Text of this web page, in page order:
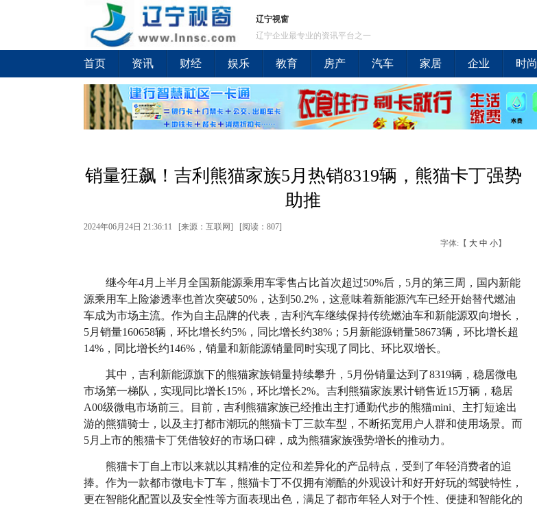
辽宁视窗
辽宁企业最专业的资讯平台之一
首页 资讯 财经 娱乐 教育 房产 汽车 家居 企业 时尚
销量狂飙！吉利熊猫家族5月热销8319辆，熊猫卡丁强势
助推
2024年06月24日 21:36:11 [来源：互联网] [阅读：807]
字体:【 大 中 小】
继今年4月上半月全国新能源乘用车零售占比首次超过50%后，5月的第三周，国内新能
源乘用车上险渗透率也首次突破50%，达到50.2%，这意味着新能源汽车已经开始替代燃油
车成为市场主流。作为自主品牌的代表，吉利汽车继续保持传统燃油车和新能源双向增长，
5月销量160658辆，环比增长约5%，同比增长约38%；5月新能源销量58673辆，环比增长超
14%，同比增长约146%，销量和新能源销量同时实现了同比、环比双增长。
其中，吉利新能源旗下的熊猫家族销量持续攀升，5月份销量达到了8319辆，稳居微电
市场第一梯队，实现同比增长15%，环比增长2%。吉利熊猫家族累计销售近15万辆，稳居
A00级微电市场前三。目前，吉利熊猫家族已经推出主打通勤代步的熊猫mini、主打短途出
游的熊猫骑士，以及主打都市潮玩的熊猫卡丁三款车型，不断拓宽用户人群和使用场景。而
5月上市的熊猫卡丁凭借较好的市场口碑，成为熊猫家族强势增长的推动力。
熊猫卡丁自上市以来就以其精准的定位和差异化的产品特点，受到了年轻消费者的追
捧。作为一款都市微电卡丁车，熊猫卡丁不仅拥有潮酷的外观设计和好开好玩的驾驶特性，
更在智能化配置以及安全性等方面表现出色，满足了都市年轻人对于个性、便捷和智能化的